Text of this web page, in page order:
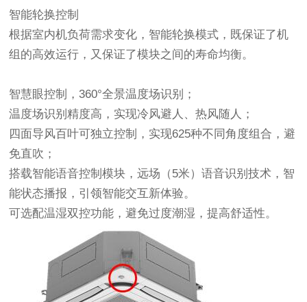
智能轮换控制
根据室内机负荷需求变化，智能轮换模式，既保证了机
组的高效运行，又保证了模块之间的寿命均衡。
智慧眼控制，360°全景温度场识别；
温度场识别精度高，实现冷风避人、热风随人；
四面导风百叶可独立控制，实现625种不同角度组合，避
免直吹；
搭载智能语音控制模块，远场（5米）语音识别技术，智
能状态播报，引领智能交互新体验。
可选配温湿双控功能，避免过度潮湿，提高舒适性。